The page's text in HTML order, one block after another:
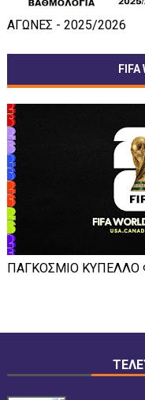
ΑΓΩΝΕΣ - 2025/2026
ΠΑΓΚΟΣΜΙΟ ΚΥΠΕΛΛΟ